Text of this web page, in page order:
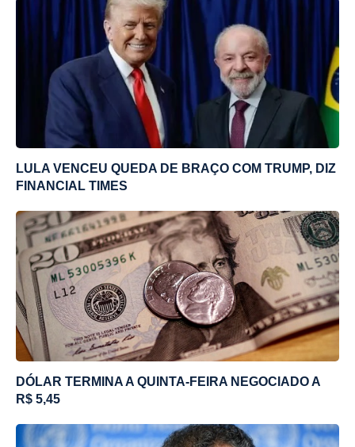
LULA VENCEU QUEDA DE BRAÇO COM TRUMP, DIZ
FINANCIAL TIMES
DÓLAR TERMINA A QUINTA-FEIRA NEGOCIADO A
R$ 5,45